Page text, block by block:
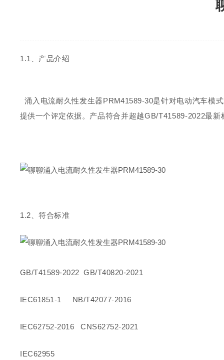
1.1 、产品介绍
涌入电流耐久性发生器PRM41589-30是针对电动汽车模式
提供一个评定依据。 产品符合并超越GB/T41589-2022最新
1.2 、符合标准
GB/T41589-2022GB/T40820-2021
IEC61851-1 NB/T42077-2016
IEC62752-2016 CNS62752-2021
IEC62955